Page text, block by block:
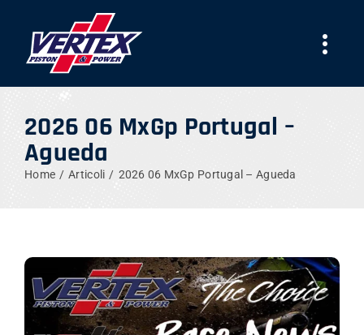
content
PRODOTTI
NEWS
LAVORA CON NOI
2026 06 MxGp Portugal –
Agueda
Home Articoli 2026 06 MxGp Portugal – Agueda